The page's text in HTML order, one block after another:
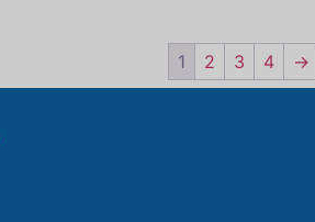
1 2 3 4 →